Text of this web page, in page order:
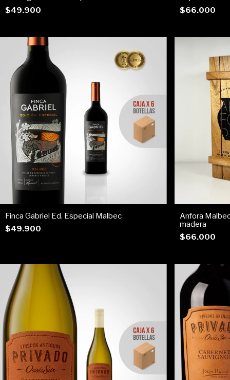
$49.900
$66.000
Finca Gabriel Ed. Especial Malbec
$49.900
Anfora
madera
$66.000